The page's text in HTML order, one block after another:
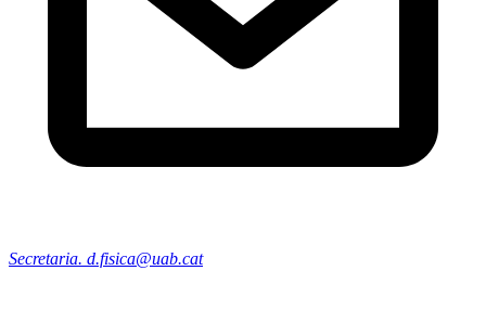
Secretaria. d.fisica@uab.cat